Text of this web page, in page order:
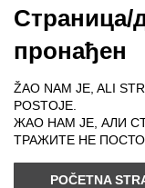
Страница/
пронађен
ŽAO NAM JE, ALI
POSTOJE.
ЖАО НАМ ЈЕ, АЛИ
ТРАЖИТЕ НЕ
POČETNA